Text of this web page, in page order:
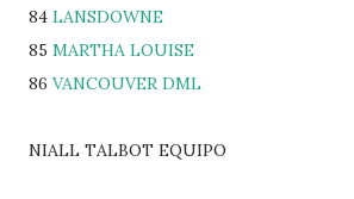
84 LANSDOWNE
85 MARTHA LOUISE
86 VANCOUVER DML
NIALL TALBOT EQUIPO